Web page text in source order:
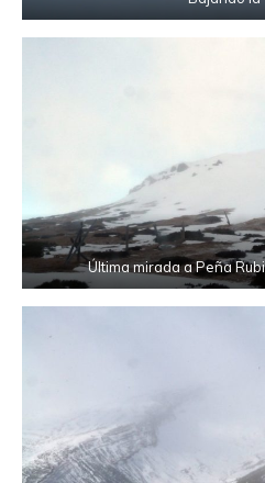
Última mirada a Peña